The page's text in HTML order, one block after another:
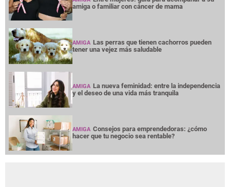
amiga o familiar con cáncer de mama
AMIGA Las perras que tienen cachorros pueden
tener una vejez más saludable
AMIGA La nueva feminidad: entre la independencia
y el deseo de una vida más tranquila
AMIGA Consejos para emprendedoras: ¿cómo
hacer que tu negocio sea rentable?